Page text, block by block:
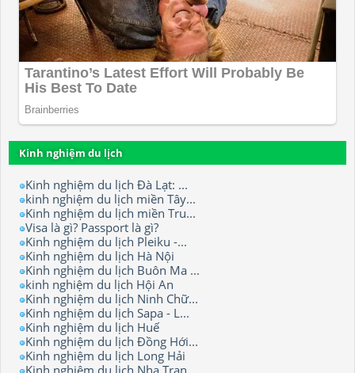
Kinh nghiệm du lịch
Kinh nghiệm du lịch Đà Lạt: ...
kinh nghiệm du lịch miền Tây...
Kinh nghiệm du lịch miền Tru...
Visa là gì? Passport là gì?
Kinh nghiệm du lịch Pleiku -...
Kinh nghiệm du lịch Hà Nội
Kinh nghiệm du lịch Buôn Ma ...
kinh nghiệm du lịch Hội An
Kinh nghiệm du lịch Ninh Chữ...
Kinh nghiệm du lịch Sapa - L...
Kinh nghiệm du lịch Huế
Kinh nghiệm du lịch Đồng Hới...
Kinh nghiệm du lịch Long Hải
Kinh nghiệm du lịch Nha Tran...